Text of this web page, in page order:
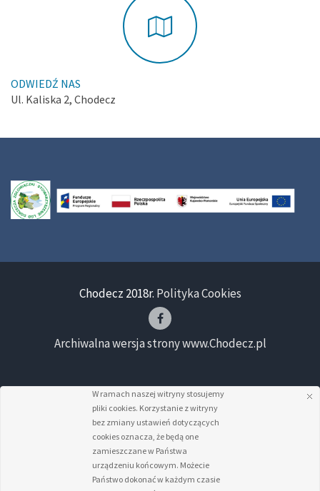
ODWIEDŹ NAS
Ul. Kaliska 2, Chodecz
Chodecz 2018r. Polityka Cookies
Archiwalna wersja strony www.Chodecz.pl
W ramach naszej witryny stosujemy
pliki cookies. Korzystanie z witryny
bez zmiany ustawień dotyczących
cookies oznacza, że będą one
zamieszczane w Państwa
urządzeniu końcowym. Możecie
Państwo dokonać w każdym czasie